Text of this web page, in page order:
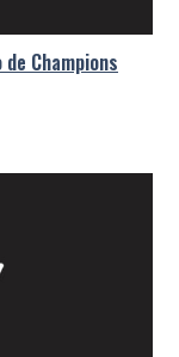
Champions